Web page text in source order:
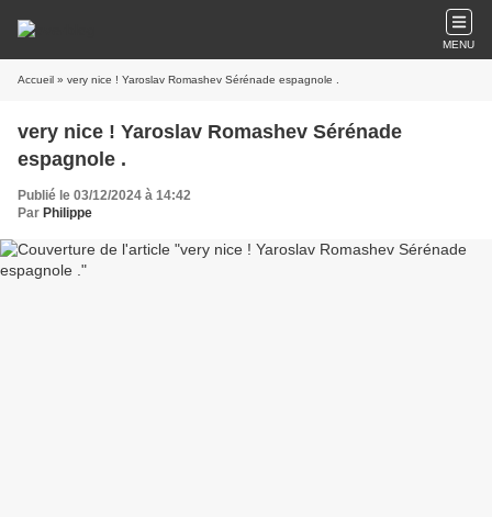
MENU
Accueil » very nice ! Yaroslav Romashev Sérénade espagnole .
very nice ! Yaroslav Romashev Sérénade
espagnole .
Publié le 03/12/2024 à 14:42
Par Philippe